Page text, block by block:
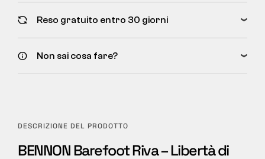
Reso gratuito entro 30 giorni
Non sai cosa fare?
DESCRIZIONE DEL PRODOTTO
BENNON Barefoot Riva – Libertà di